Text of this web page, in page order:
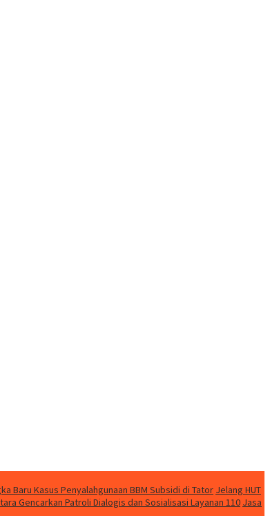
Baru Kasus Penyalahgunaan BBM Subsidi di Tator Jelang HUT
Gencarkan Patroli Dialogis dan Sosialisasi Layanan 110 Jasa